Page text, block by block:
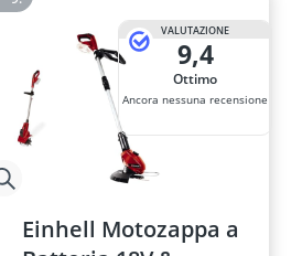
VALUTAZIONE
9,4
Ottimo
Ancora nessuna recensione
Einhell Motozappa a